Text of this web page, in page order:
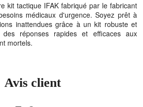
kit tactique IFAK fabriqué par le fabricant
médicaux d'urgence. Soyez prêt à
inattendues grâce à un kit robuste et
des réponses rapides et efficaces aux
mortels.
Avis client